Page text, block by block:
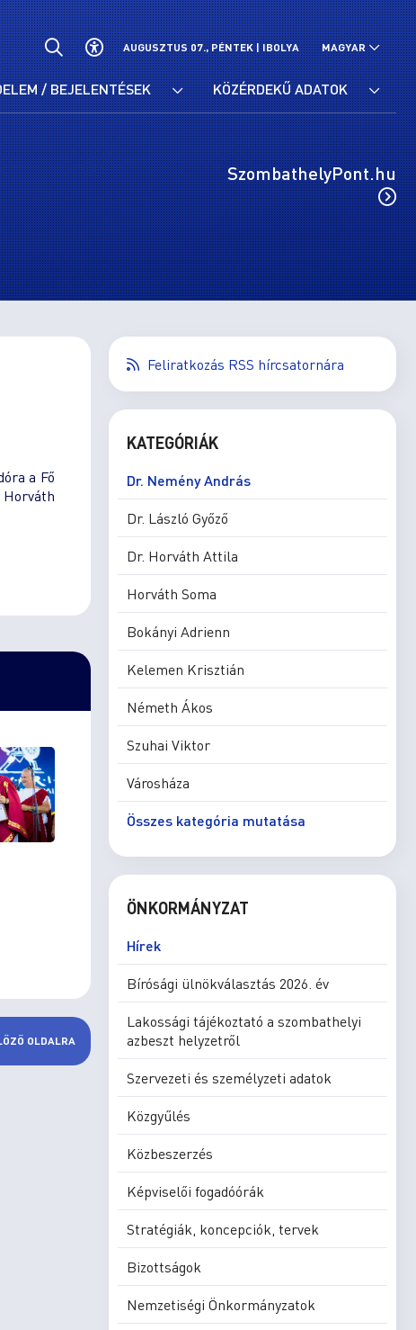
AUGUSZTUS 07., PÉNTEK |IBOLYA MAGYAR
/ BEJELENTÉSEK KÖZÉRDEKŰ ADATOK
SzombathelyPont.hu
a Fő
Horváth
OLDALRA
Feliratkozás RSS hírcsatornára
KATEGÓRIÁK
Dr. Nemény András
Dr. László Győző
Dr. Horváth Attila
Horváth Soma
Bokányi Adrienn
Kelemen Krisztián
Németh Ákos
Szuhai Viktor
Városháza
Összes kategória mutatása
ÖNKORMÁNYZAT
Hírek
Bírósági ülnökválasztás 2026. év
Lakossági tájékoztató a szombathelyi
azbeszt helyzetről
Szervezeti és személyzeti adatok
Közgyűlés
Közbeszerzés
Képviselői fogadóórák
Stratégiák, koncepciók, tervek
Bizottságok
Nemzetiségi Önkormányzatok